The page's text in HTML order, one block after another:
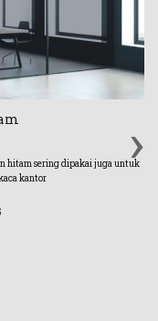
hitam sering dipakai juga untuk
kantor
›